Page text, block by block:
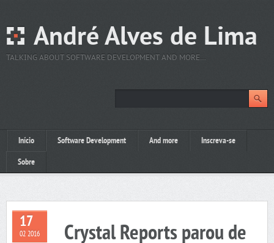
André Alves de Lima
TALKING ABOUT SOFTWARE DEVELOPMENT AND MORE…
Início Software Development And more Inscreva-se
Sobre
17
02 2016
Crystal Reports parou de